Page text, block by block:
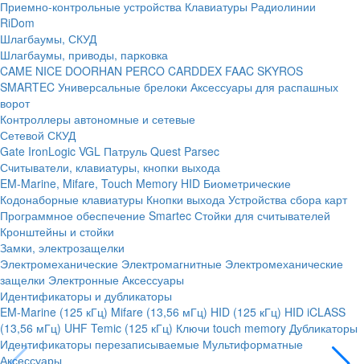
Приемно-контрольные устройства Клавиатуры Радиолинии
RiDom
Шлагбаумы, СКУД
Шлагбаумы, приводы, парковка
CAME NICE DOORHAN PERCO CARDDEX FAAC SKYROS
SMARTEC Универсальные брелоки Аксессуары для распашных
ворот
Контроллеры автономные и сетевые
Сетевой СКУД
Gate IronLogic VGL Патруль Quest Parsec
Считыватели, клавиатуры, кнопки выхода
EM-Marine, Mifare, Touch Memory HID Биометрические
Кодонаборные клавиатуры Кнопки выхода Устройства сбора карт
Программное обеспечение Smartec Стойки для считывателей
Кронштейны и стойки
Замки, электрозащелки
Электромеханические Электромагнитные Электромеханические
защелки Электронные Аксессуары
Идентификаторы и дубликаторы
EM-Marine (125 кГц) Mifare (13,56 мГц) HID (125 кГц) HID iCLASS
(13,56 мГц) UHF Temic (125 кГц) Ключи touch memory Дубликаторы
Идентификаторы перезаписываемые Мультиформатные
Аксессуары